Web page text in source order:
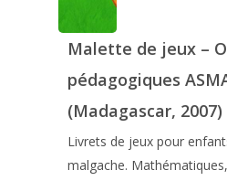
Malette de jeux –
pédagogiques
(Madagascar, 2007)
Livrets de jeux pour
malgache.